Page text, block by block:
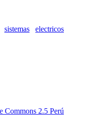
sistemas
electricos
Commons 2.5 Perú